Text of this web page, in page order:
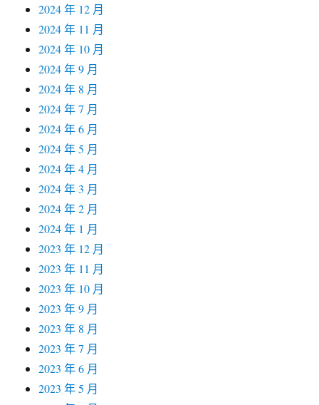
2024 年 12 月
2024 年 11 月
2024 年 10 月
2024 年 9 月
2024 年 8 月
2024 年 7 月
2024 年 6 月
2024 年 5 月
2024 年 4 月
2024 年 3 月
2024 年 2 月
2024 年 1 月
2023 年 12 月
2023 年 11 月
2023 年 10 月
2023 年 9 月
2023 年 8 月
2023 年 7 月
2023 年 6 月
2023 年 5 月